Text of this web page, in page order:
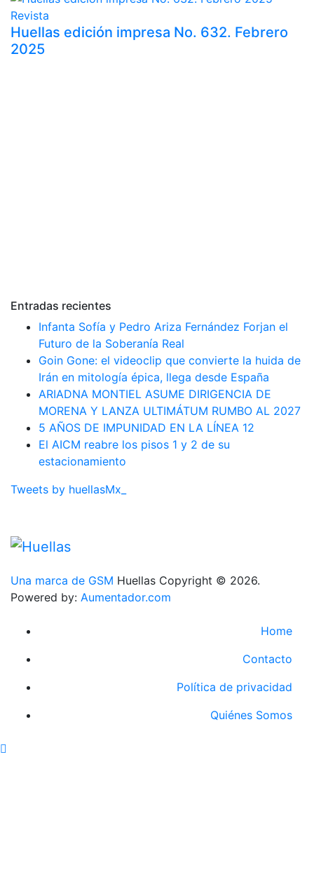
Revista
Huellas edición impresa No. 632. Febrero
2025
Entradas recientes
Infanta Sofía y Pedro Ariza Fernández Forjan el
Futuro de la Soberanía Real
Goin Gone: el videoclip que convierte la huida de
Irán en mitología épica, llega desde España
ARIADNA MONTIEL ASUME DIRIGENCIA DE
MORENA Y LANZA ULTIMÁTUM RUMBO AL 2027
5 AÑOS DE IMPUNIDAD EN LA LÍNEA 12
El AICM reabre los pisos 1 y 2 de su
estacionamiento
Tweets by huellasMx_
Una marca de GSM Huellas Copyright © 2026.
Powered by: Aumentador.com
Home
Contacto
Política de privacidad
Quiénes Somos